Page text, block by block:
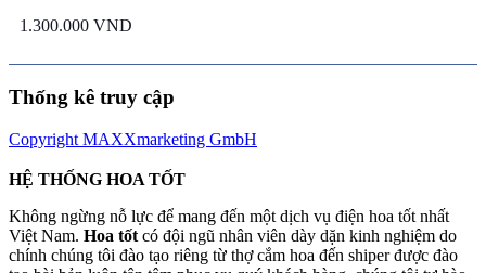
1.300.000 VND
Thống kê truy cập
Copyright MAXXmarketing GmbH
HỆ THỐNG HOA TỐT
Không ngừng nỗ lực để mang đến một dịch vụ điện hoa tốt nhất
Việt Nam. Hoa tốt có đội ngũ nhân viên dày dặn kinh nghiệm do
chính chúng tôi đào tạo riêng từ thợ cắm hoa đến shiper được đào